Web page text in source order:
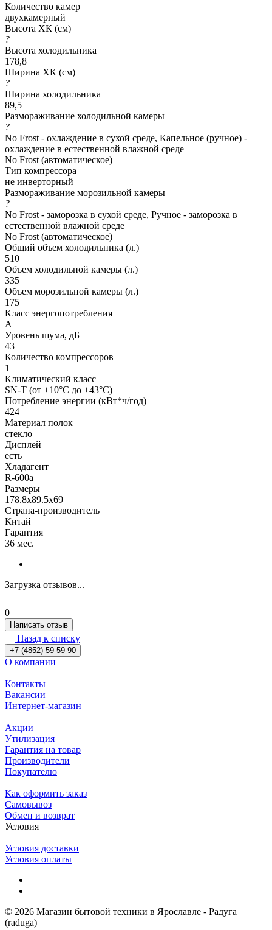
Количество камер
двухкамерный
Высота ХК (см)
?
Высота холодильника
178,8
Ширина ХК (см)
?
Ширина холодильника
89,5
Размораживание холодильной камеры
?
No Frost - охлаждение в сухой среде, Капельное (ручное) -
охлаждение в естественной влажной среде
No Frost (автоматическое)
Тип компрессора
не инверторный
Размораживание морозильной камеры
?
No Frost - заморозка в сухой среде, Ручное - заморозка в
естественной влажной среде
No Frost (автоматическое)
Общий объем холодильника (л.)
510
Объем холодильной камеры (л.)
335
Объем морозильной камеры (л.)
175
Класс энергопотребления
A+
Уровень шума, дБ
43
Количество компрессоров
1
Климатический класс
SN-T (от +10°C до +43°C)
Потребление энергии (кВт*ч/год)
424
Материал полок
стекло
Дисплей
есть
Хладагент
R-600a
Размеры
178.8x89.5x69
Страна-производитель
Китай
Гарантия
36 мес.
Загрузка отзывов...
0
Написать отзыв
Назад к списку
+7 (4852) 59-59-90
О компании
Контакты
Вакансии
Интернет-магазин
Акции
Утилизация
Гарантия на товар
Производители
Покупателю
Как оформить заказ
Самовывоз
Обмен и возврат
Условия
Условия доставки
Условия оплаты
© 2026 Магазин бытовой техники в Ярославле - Радуга
(raduga)